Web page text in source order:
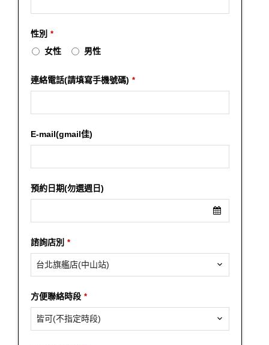
性別 *
女性 男性
連絡電話(請填寫手機號碼) *
E-mail(gmail佳)
預約日期(勿選週日)
諮詢店別 *
台北旗艦店(中山站)
方便聯絡時段 *
皆可(不指定時段)